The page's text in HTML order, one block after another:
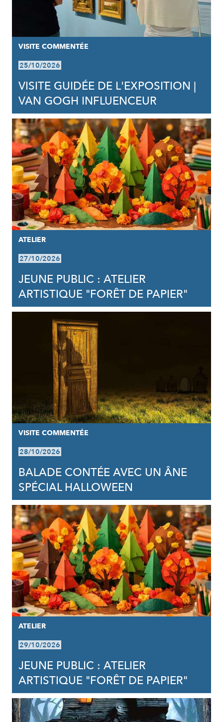
VISITE COMMENTÉE
25/10/2026
VISITE GUIDÉE DE L'EXPOSITION |
VAN GOGH INFLUENCEUR
ATELIER
27/10/2026
JEUNE PUBLIC : ATELIER
ARTISTIQUE "FORÊT DE PAPIER"
VISITE COMMENTÉE
28/10/2026
BALADE CONTÉE AVEC UN ÂNE
SPÉCIAL HALLOWEEN
ATELIER
29/10/2026
JEUNE PUBLIC : ATELIER
ARTISTIQUE "FORÊT DE PAPIER"